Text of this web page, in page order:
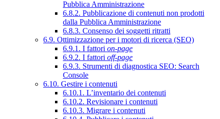
Pubblica Amministrazione
6.8.2. Pubblicazione di contenuti non prodotti
dalla Pubblica Amministrazione
6.8.3. Consenso dei soggetti ritratti
6.9. Ottimizzazione per i motori di ricerca (SEO)
6.9.1. I fattori on-page
6.9.2. I fattori off-page
6.9.3. Strumenti di diagnostica SEO: Search
Console
6.10. Gestire i contenuti
6.10.1. L’inventario dei contenuti
6.10.2. Revisionare i contenuti
6.10.3. Migrare i contenuti